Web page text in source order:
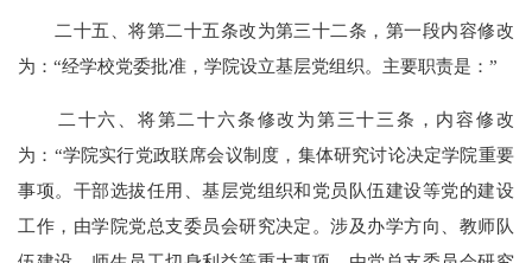
二十五、将第二十五条改为第三十二条，第一段内容修改
为：“经学校党委批准，学院设立基层党组织。主要职责是：”
二十六、将第二十六条修改为第三十三条，内容修改
为：“学院实行党政联席会议制度，集体研究讨论决定学院重要
事项。干部选拔任用、基层党组织和党员队伍建设等党的建设
工作，由学院党总支委员会研究决定。涉及办学方向、教师队